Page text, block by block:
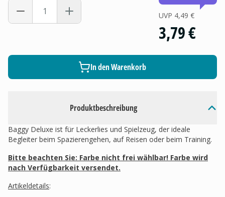
Produktbeschreibung
Baggy Deluxe ist für Leckerlies und Spielzeug, der ideale
Begleiter beim Spazierengehen, auf Reisen oder beim Training.
Bitte beachten Sie: Farbe nicht frei wählbar! Farbe wird
nach Verfügbarkeit versendet.
Artikeldetails:
UVP 4,49 €
3,79 €
In den Warenkorb